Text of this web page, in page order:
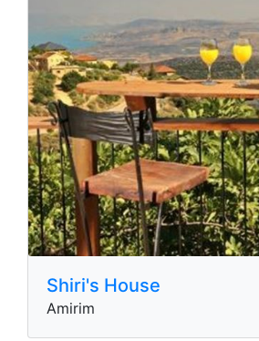
Shiri's House
Amirim